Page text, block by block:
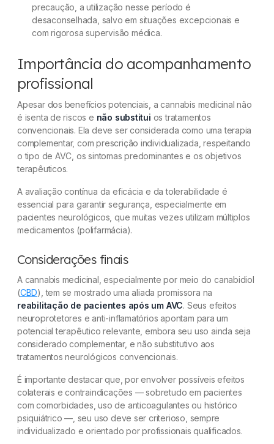
precaução, a utilização nesse período é
desaconselhada, salvo em situações excepcionais e
com rigorosa supervisão médica.
Importância do acompanhamento
profissional
Apesar dos benefícios potenciais, a cannabis medicinal não
é isenta de riscos e não substitui os tratamentos
convencionais. Ela deve ser considerada como uma terapia
complementar, com prescrição individualizada, respeitando
o tipo de AVC, os sintomas predominantes e os objetivos
terapêuticos.
A avaliação contínua da eficácia e da tolerabilidade é
essencial para garantir segurança, especialmente em
pacientes neurológicos, que muitas vezes utilizam múltiplos
medicamentos (polifarmácia).
Considerações finais
A cannabis medicinal, especialmente por meio do canabidiol
(CBD), tem se mostrado uma aliada promissora na
reabilitação de pacientes após um AVC. Seus efeitos
neuroprotetores e anti-inflamatórios apontam para um
potencial terapêutico relevante, embora seu uso ainda seja
considerado complementar, e não substitutivo aos
tratamentos neurológicos convencionais.
É importante destacar que, por envolver possíveis efeitos
colaterais e contraindicações — sobretudo em pacientes
com comorbidades, uso de anticoagulantes ou histórico
psiquiátrico —, seu uso deve ser criterioso, sempre
individualizado e orientado por profissionais qualificados.